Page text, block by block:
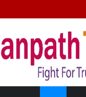
के विवाद में पत्नी की पीट-